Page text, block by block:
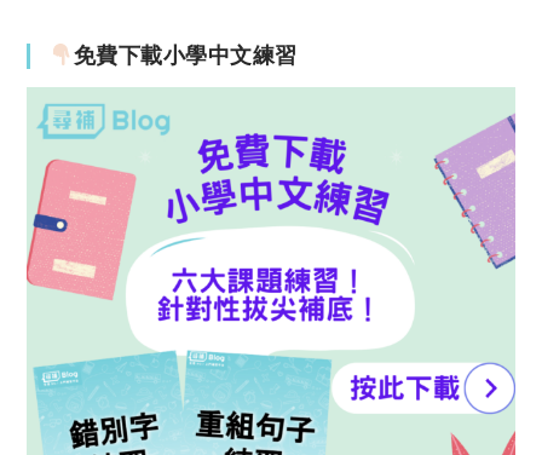
免費下載小學中文練習